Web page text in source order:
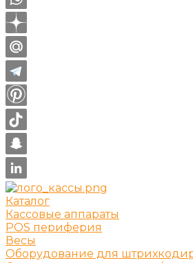
Каталог
Кассовые аппараты
POS периферия
Весы
Оборудование для